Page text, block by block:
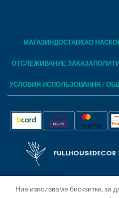
МАГАЗИНДОСТАВКАО НАС
ОТСЛЕЖИВАНИЕ ЗАКАЗА
УСЛОВИЯ ИСПОЛЬЗОВАНИЯ /
FULLHOUSEDECOR
Ние използваме бисквитки, за